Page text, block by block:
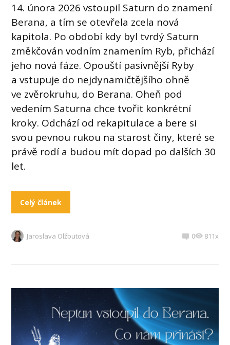
14. února 2026 vstoupil Saturn do znamení
Berana, a tím se otevřela zcela nová
kapitola. Po období kdy byl tvrdý Saturn
změkčován vodním znamením Ryb, přichází
jeho nová fáze. Opouští pasivnější Ryby
a vstupuje do nejdynamičtějšího ohně
ve zvěrokruhu, do Berana. Oheň pod
vedením Saturna chce tvořit konkrétní
kroky. Odchází od rekapitulace a bere si
svou pevnou rukou na starost činy, které se
právě rodí a budou mít dopad po dalších 30
let.
Celý článek
Jaroslava Olžbutová 0 811x